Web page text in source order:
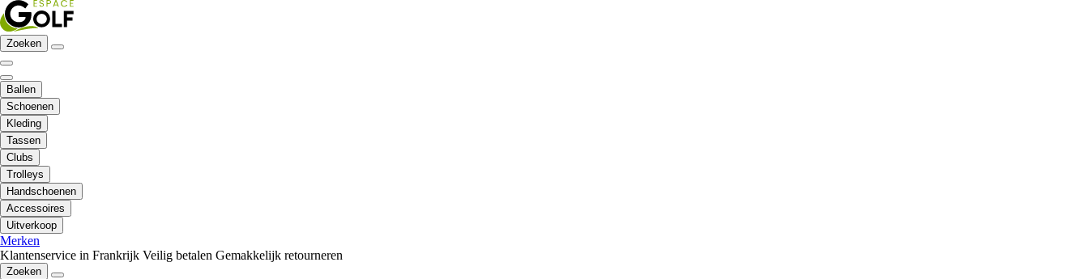
Zoeken
Ballen
Schoenen
Kleding
Tassen
Clubs
Trolleys
Handschoenen
Accessoires
Uitverkoop
Merken
Klantenservice in Frankrijk Veilig betalen Gemakkelijk retourneren
Zoeken